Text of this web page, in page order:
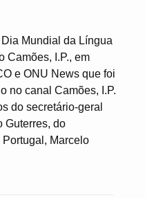
Mundial da Língua
Camões, I.P., em
e ONU News que foi
no canal Camões, I.P.
do secretário-geral
Guterres, do
Marcelo